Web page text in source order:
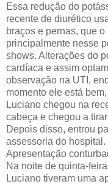
Essa redução do
recente de diurético
braços e pernas, que
principalmente nesse
shows. Alterações do
cardíaca e assim
observação na UTI,
momento ele está
Luciano chegou na
cabeça e chegou a
Depois disso, entrou
assessoria do hospital.
Apresentação
Na noite de quinta-
Luciano tiveram uma